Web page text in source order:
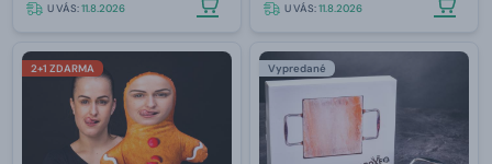
U VÁS:11.8.2026 U VÁS:11.8.2026
2+1 ZDARMA Vypredané